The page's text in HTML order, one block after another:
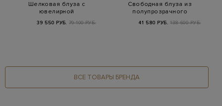
Шелковая блуза с
ювелирной
окантовкой Punto
Luce на ма…
39 550 РУБ. 79 100 РУБ.
Свободная блуза из
полупрозрачного
хлопка с макро-пуго…
41 580 РУБ. 138 600 РУБ.
ВСЕ ТОВАРЫ БРЕНДА